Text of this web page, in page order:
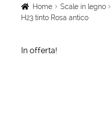
Scale a chiocciola
Home Scale in legno
H23 tinto Rosa antico
In offerta!